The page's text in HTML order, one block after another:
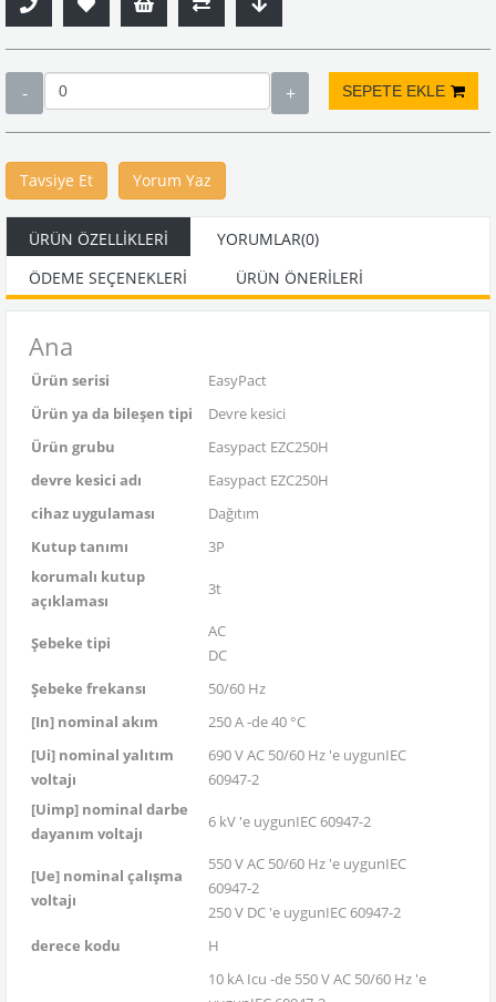
Tavsiye Et Yorum Yaz
ÜRÜN ÖZELLIKLERI YORUMLAR(0)
ÖDEME SEÇENEKLERI
ÜRÜN ÖNERILERI
Ana
Ürün serisi
EasyPact
Ürün ya da bileşen tipi
Devre kesici
Ürün grubu
Easypact EZC250H
devre kesici adı
Easypact EZC250H
cihaz uygulaması
Dağıtım
Kutup tanımı
3P
korumalı kutup
açıklaması
3t
Şebeke tipi
AC
DC
Şebeke frekansı
50/60 Hz
[In] nominal akım
250 A -de 40 °C
[Ui] nominal yalıtım
voltajı
690 V AC 50/60 Hz 'e uygunIEC
60947-2
[Uimp] nominal darbe
dayanım voltajı
6 kV 'e uygunIEC 60947-2
[Ue] nominal çalışma
voltajı
550 V AC 50/60 Hz 'e uygunIEC
60947-2
250 V DC 'e uygunIEC 60947-2
derece kodu
H
10 kA Icu -de 550 V AC 50/60 Hz 'e